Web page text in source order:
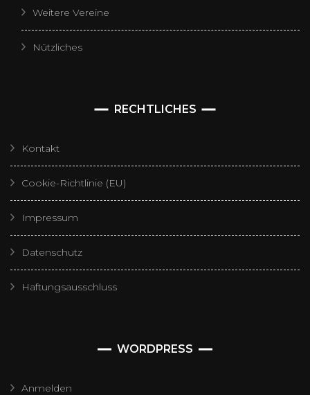
Weitere Vereine
Nützliches
RECHTLICHES
Kontakt
Cookie-Richtlinie (EU)
Impressum
Datenschutz
Haftungsausschluss
WORDPRESS
Anmelden